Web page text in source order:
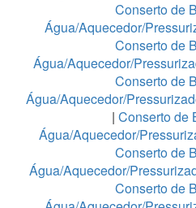
Conserto de
Água/Aquecedor/
Conserto de
Água/Aquecedor/
Conserto de
Água/Aquecedor/
| Conserto de
Água/Aquecedor/
Conserto de
Água/Aquecedor/
Conserto de